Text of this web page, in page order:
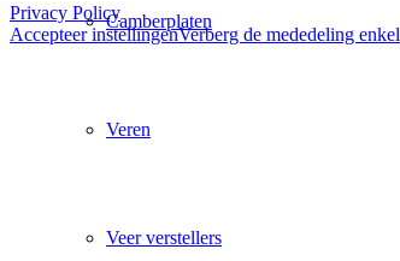
Camberplaten
Veren
Veer verstellers
Privacy Policy
Accepteer instellingenVerberg de mededeling enkel